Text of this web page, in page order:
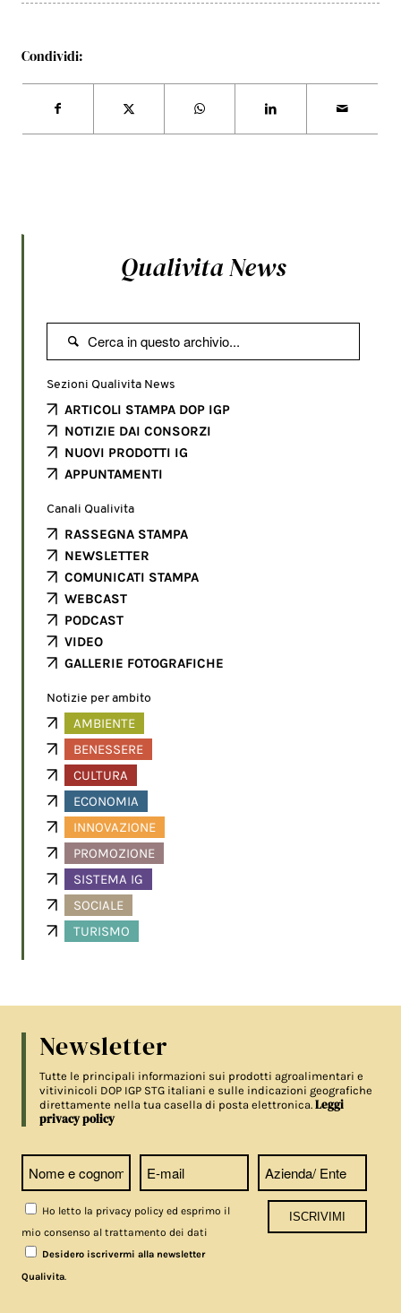
Condividi:
Qualivita News

Sezioni Qualivita News
ARTICOLI STAMPA DOP IGP
NOTIZIE DAI CONSORZI
NUOVI PRODOTTI IG
APPUNTAMENTI
Canali Qualivita
RASSEGNA STAMPA
NEWSLETTER
COMUNICATI STAMPA
WEBCAST
PODCAST
VIDEO
GALLERIE FOTOGRAFICHE
Notizie per ambito
AMBIENTE
BENESSERE
CULTURA
ECONOMIA
INNOVAZIONE
PROMOZIONE
SISTEMA IG
SOCIALE
TURISMO
Newsletter
Tutte le principali informazioni sui prodotti agroalimentari e
vitivinicoli DOP IGP STG italiani e sulle indicazioni geografiche
direttamente nella tua casella di posta elettronica.Leggi
privacy policy
Ho letto la privacy policy ed esprimo il
mio consenso al trattamento dei dati
Desidero iscrivermi alla newsletter
Qualivita.